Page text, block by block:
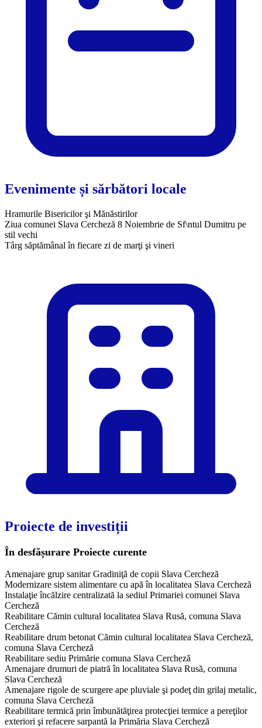
Evenimente și sărbători locale
Hramurile Bisericilor şi Mănăstirilor
Ziua comunei Slava Cercheză 8 Noiembrie de Sf\ntul Dumitru pe
stil vechi
Târg săptămânal în fiecare zi de marţi şi vineri
Proiecte de investiții
În desfășurare Proiecte curente
Amenajare grup sanitar Gradiniţă de copii Slava Cercheză
Modernizare sistem alimentare cu apă în localitatea Slava Cercheză
Instalaţie încălzire centralizată la sediul Primariei comunei Slava
Cercheză
Reabilitare Cămin cultural localitatea Slava Rusă, comuna Slava
Cercheză
Reabilitare drum betonat Cămin cultural localitatea Slava Cercheză,
comuna Slava Cercheză
Reabilitare sediu Primărie comuna Slava Cercheză
Amenajare drumuri de piatră în localitatea Slava Rusă, comuna
Slava Cercheză
Amenajare rigole de scurgere ape pluviale şi podeţ din grilaj metalic,
comuna Slava Cercheză
Reabilitare termică prin îmbunătăţirea protecţiei termice a pereţilor
exteriori şi refacere sarpantă la Primăria Slava Cercheză